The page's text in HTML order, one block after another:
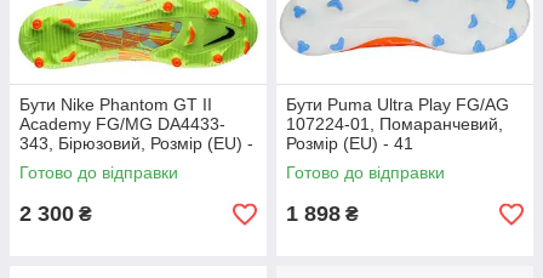
Бути Nike Phantom GT II
Academy FG/MG DA4433-
343, Бірюзовий, Розмір (EU) -
45.5
Готово до відправки
2 300 ₴
Бути Puma Ultra Play FG/AG
107224-01, Помаранчевий,
Розмір (EU) - 41
Готово до відправки
1 898 ₴